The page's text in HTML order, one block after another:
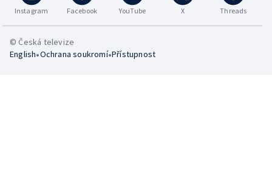
Instagram Facebook YouTube X Threads
© Česká televize
English•Ochrana soukromí•Přístupnost